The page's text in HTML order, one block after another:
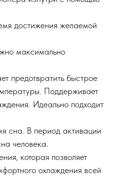
достижения желаемой
максимально
предотвратить быстрое
Поддерживает
Идеально подходит
сна. В период активации
человека.
которая позволяет
охлаждения всей